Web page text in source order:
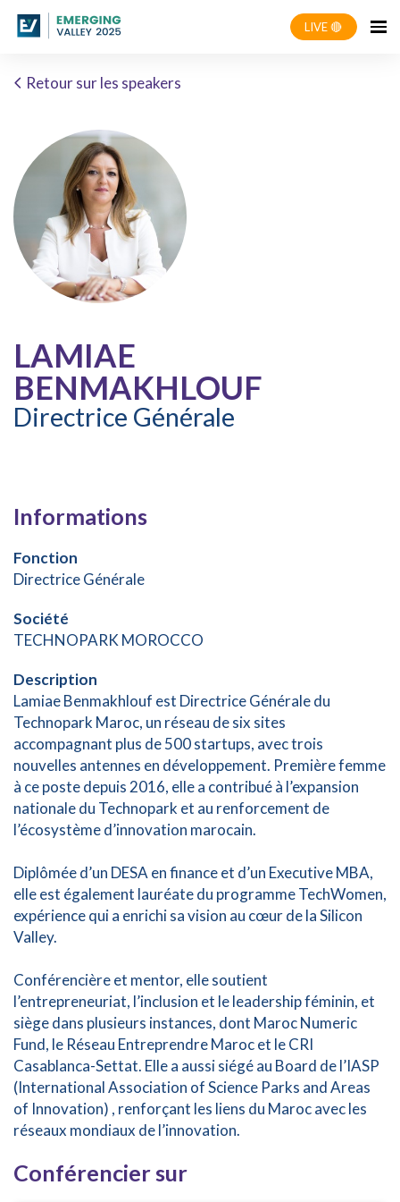
LIVE 🔴
Retour sur les speakers
LAMIAE
BENMAKHLOUF
Directrice Générale
Informations
Fonction
Directrice Générale
Société
TECHNOPARK MOROCCO
Description
Lamiae Benmakhlouf est Directrice Générale du
Technopark Maroc, un réseau de six sites
accompagnant plus de 500 startups, avec trois
nouvelles antennes en développement. Première femme
à ce poste depuis 2016, elle a contribué à l’expansion
nationale du Technopark et au renforcement de
l’écosystème d’innovation marocain.
Diplômée d’un DESA en finance et d’un Executive MBA,
elle est également lauréate du programme TechWomen,
expérience qui a enrichi sa vision au cœur de la Silicon
Valley.
Conférencière et mentor, elle soutient
l’entrepreneuriat, l’inclusion et le leadership féminin, et
siège dans plusieurs instances, dont Maroc Numeric
Fund, le Réseau Entreprendre Maroc et le CRI
Casablanca-Settat. Elle a aussi siégé au Board de l’IASP
(International Association of Science Parks and Areas
of Innovation) , renforçant les liens du Maroc avec les
réseaux mondiaux de l’innovation.
Conférencier sur